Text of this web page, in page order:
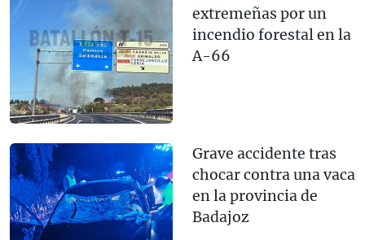
extremeñas por un
incendio forestal en la
A-66
Grave accidente tras
chocar contra una vaca
en la provincia de
Badajoz